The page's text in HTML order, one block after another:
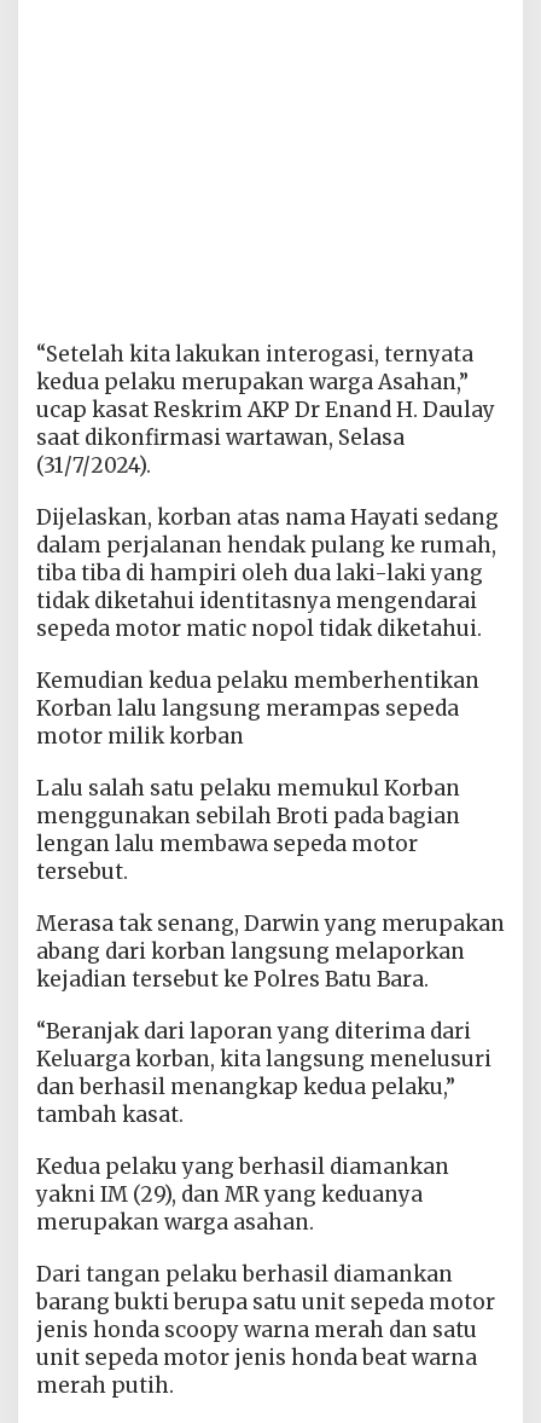
“Setelah kita lakukan interogasi, ternyata
kedua pelaku merupakan warga Asahan,”
ucap kasat Reskrim AKP Dr Enand H. Daulay
saat dikonfirmasi wartawan, Selasa
(31/7/2024).
Dijelaskan, korban atas nama Hayati sedang
dalam perjalanan hendak pulang ke rumah,
tiba tiba di hampiri oleh dua laki-laki yang
tidak diketahui identitasnya mengendarai
sepeda motor matic nopol tidak diketahui.
Kemudian kedua pelaku memberhentikan
Korban lalu langsung merampas sepeda
motor milik korban
Lalu salah satu pelaku memukul Korban
menggunakan sebilah Broti pada bagian
lengan lalu membawa sepeda motor
tersebut.
Merasa tak senang, Darwin yang merupakan
abang dari korban langsung melaporkan
kejadian tersebut ke Polres Batu Bara.
“Beranjak dari laporan yang diterima dari
Keluarga korban, kita langsung menelusuri
dan berhasil menangkap kedua pelaku,”
tambah kasat.
Kedua pelaku yang berhasil diamankan
yakni IM (29), dan MR yang keduanya
merupakan warga asahan.
Dari tangan pelaku berhasil diamankan
barang bukti berupa satu unit sepeda motor
jenis honda scoopy warna merah dan satu
unit sepeda motor jenis honda beat warna
merah putih.